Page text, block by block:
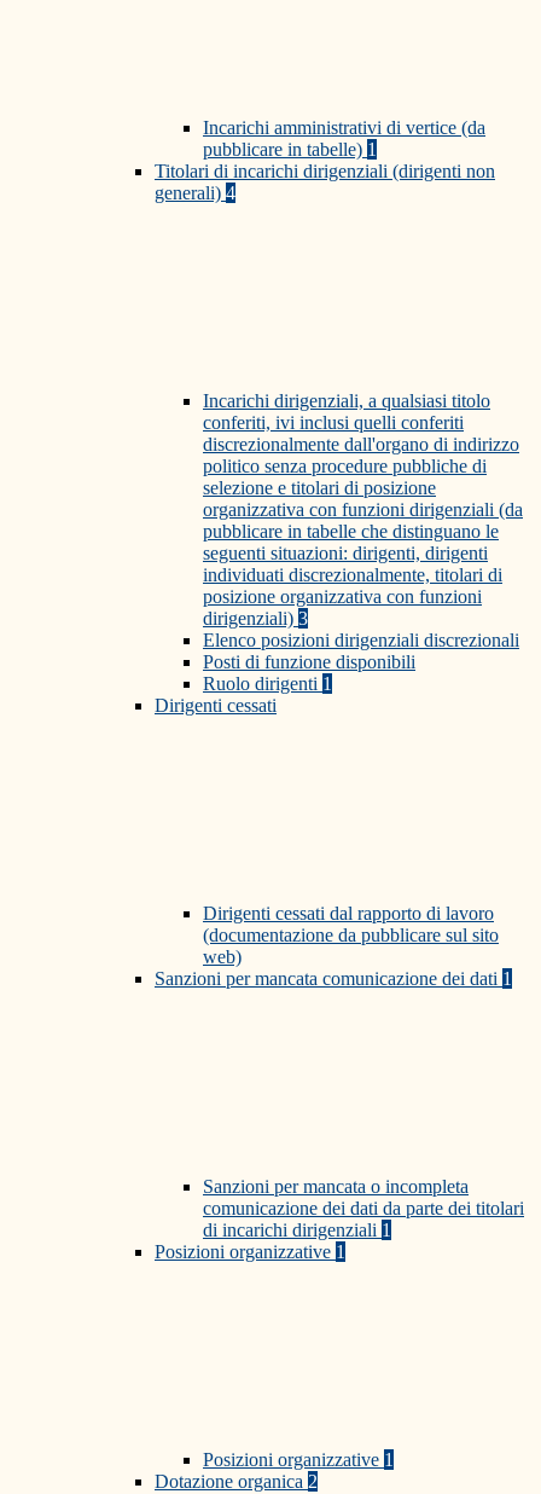
Incarichi amministrativi di vertice (da
pubblicare in tabelle) 1
Titolari di incarichi dirigenziali (dirigenti non
generali) 4
Incarichi dirigenziali, a qualsiasi titolo
conferiti, ivi inclusi quelli conferiti
discrezionalmente dall'organo di indirizzo
politico senza procedure pubbliche di
selezione e titolari di posizione
organizzativa con funzioni dirigenziali (da
pubblicare in tabelle che distinguano le
seguenti situazioni: dirigenti, dirigenti
individuati discrezionalmente, titolari di
posizione organizzativa con funzioni
dirigenziali) 3
Elenco posizioni dirigenziali discrezionali
Posti di funzione disponibili
Ruolo dirigenti 1
Dirigenti cessati
Dirigenti cessati dal rapporto di lavoro
(documentazione da pubblicare sul sito
web)
Sanzioni per mancata comunicazione dei dati 1
Sanzioni per mancata o incompleta
comunicazione dei dati da parte dei titolari
di incarichi dirigenziali 1
Posizioni organizzative 1
Posizioni organizzative 1
Dotazione organica 2